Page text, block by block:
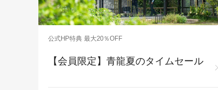
公式HP特典 最大20％OFF
【会員限定】青龍夏のタイムセール